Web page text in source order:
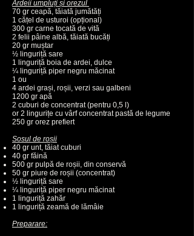
Ardeii umpluți și orezul
70 gr ceapă, tăiată jumătăți
1 cățel de usturoi (opțional)
300 gr carne tocată de vită
2 felii pâine albă, tăiată bucăți
20 gr muștar
½ linguriță sare
1 linguriță boia de ardei, dulce
¼ linguriță piper negru măcinat
1 ou
4 ardei grași, roșii, verzi sau galbeni
1200 gr apă
2 cuburi de concentrat (pentru 0,5 l)
or 2 lingurițe cu vârf concentrat pastă de legume
250 gr orez prefiert
Sosul de roșii
40 gr unt, tăiat cuburi
40 gr făină
500 gr pulpă de roșii, din conservă
50 gr piure de roșii (concentrat)
½ linguriță sare
¼ linguriță piper negru măcinat
1 linguriță zahăr
1 linguriță zeamă de lămâie
Preparare: